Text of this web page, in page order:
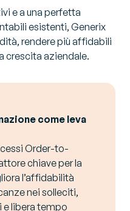
e a una perfetta
esistenti, Generix
rendere più affidabili
crescita aziendale.
come leva
Order-to-
chiave per la
l’affidabilità
nei solleciti,
libera tempo